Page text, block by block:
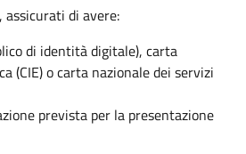
assicurati di avere:
di identità digitale), carta
(CIE) o carta nazionale dei servizi
prevista per la presentazione